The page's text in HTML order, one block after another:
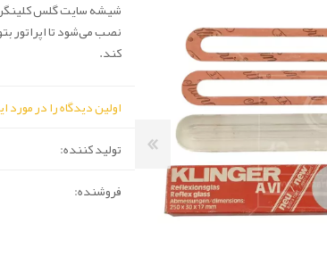
نصب می‌شود تا اپراتور
کند.
اولین دیدگاه را در مورد
تولید کننده:
فروشنده: